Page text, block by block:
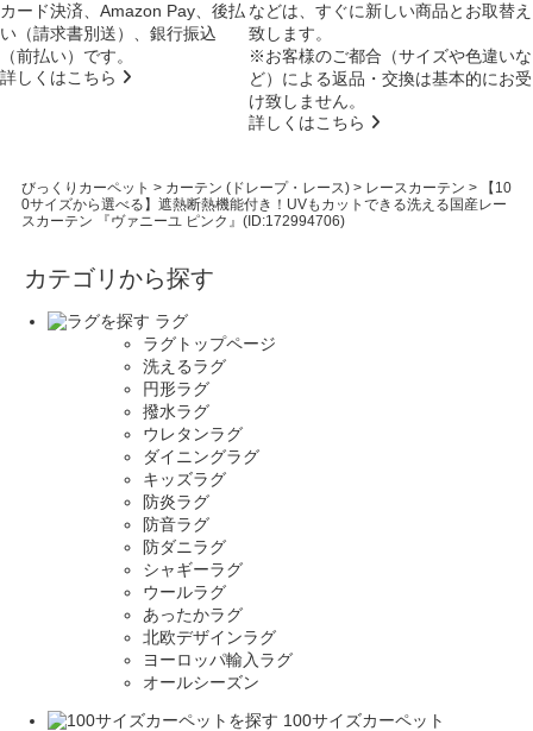
カード決済、Amazon Pay、後払
い（請求書別送）、銀行振込
（前払い）です。
詳しくはこちら
などは、すぐに新しい商品とお取替え
致します。
※お客様のご都合（サイズや色違いな
ど）による返品・交換は基本的にお受
け致しません。
詳しくはこちら
びっくりカーペット > カーテン (ドレープ・レース)> レースカーテン >
【10
0サイズから選べる】遮熱断熱機能付き！UVもカットできる洗える国産レー
スカーテン 『ヴァニーユ ピンク』(ID:172994706)
カテゴリから探す
ラグ
ラグトップページ
洗えるラグ
円形ラグ
撥水ラグ
ウレタンラグ
ダイニングラグ
キッズラグ
防炎ラグ
防音ラグ
防ダニラグ
シャギーラグ
ウールラグ
あったかラグ
北欧デザインラグ
ヨーロッパ輸入ラグ
オールシーズン
100サイズカーペット